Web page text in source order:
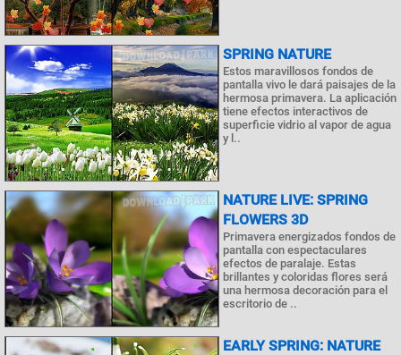
SPRING NATURE
Estos maravillosos fondos de
pantalla vivo le dará paisajes de la
hermosa primavera. La aplicación
tiene efectos interactivos de
superficie vidrio al vapor de agua
y l..
NATURE LIVE: SPRING
FLOWERS 3D
Primavera energizados fondos de
pantalla con espectaculares
efectos de paralaje. Estas
brillantes y coloridas flores será
una hermosa decoración para el
escritorio de ..
EARLY SPRING: NATURE